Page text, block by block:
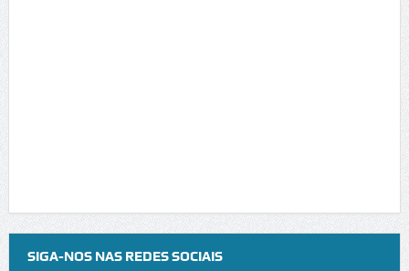
SIGA-NOS NAS REDES SOCIAIS